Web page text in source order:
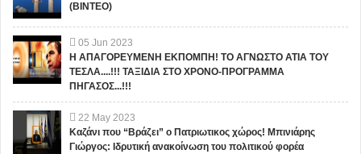
(ΒΙΝΤΕΟ)
05 Jun 2023
Η ΑΠΑΓΟΡΕΥΜΕΝΗ ΕΚΠΟΜΠΗ! ΤΟ ΑΓΝΩΣΤΟ ΑΤΙΑ ΤΟΥ
ΤΕΣΛΑ....!!! ΤΑΞΙΔΙΑ ΣΤΟ ΧΡΟΝΟ-ΠΡΟΓΡΑΜΜΑ
ΠΗΓΑΣΟΣ...!!!
22 May 2023
Καζάνι που “Βράζει” ο Πατριωτικος χώρος! Μπινιάρης
Γιώργος: Ιδρυτική ανακοίνωση του πολιτικού φορέα